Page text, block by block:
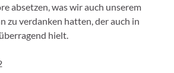
absetzen, was wir auch unserem
zu verdanken hatten, der auch in
hielt.